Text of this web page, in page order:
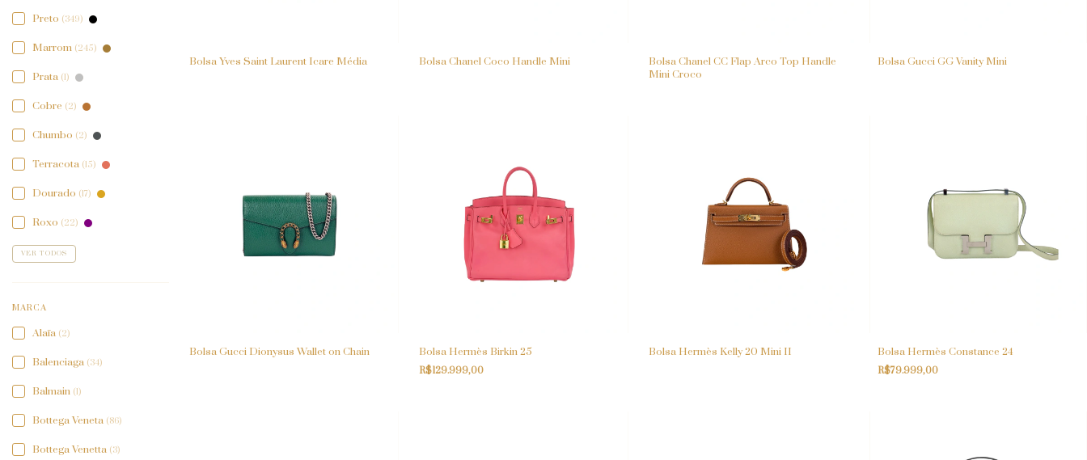
Preto (349)
Marrom (245)
Prata (1)
Cobre (2)
Chumbo (2)
Terracota (15)
Dourado (17)
Roxo (22)
VER TODOS
MARCA
Alaïa (2)
Balenciaga (34)
Balmain (1)
Bottega Veneta (86)
Bottega Venetta (3)
Bolsa Yves Saint Laurent Icare Média Bolsa Chanel Coco Handle Mini
Bolsa Chanel CC Flap Arco Top Handle
Mini Croco
Bolsa Gucci GG Vanity Mini
Bolsa Gucci Dionysus Wallet on Chain Bolsa Hermès Birkin 25
R$129.999,00
Bolsa Hermès Kelly 20 Mini II Bolsa Hermès Constance 24
R$79.999,00